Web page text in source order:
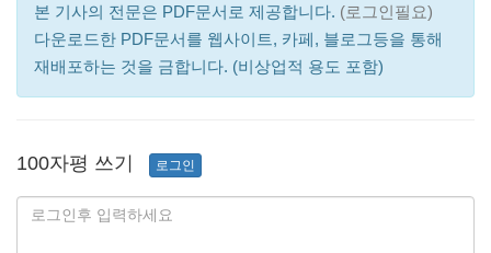
본 기사의 전문은 PDF문서로 제공합니다. (로그인필요)
다운로드한 PDF문서를 웹사이트, 카페, 블로그등을 통해
재배포하는 것을 금합니다. (비상업적 용도 포함)
100자평 쓰기 로그인